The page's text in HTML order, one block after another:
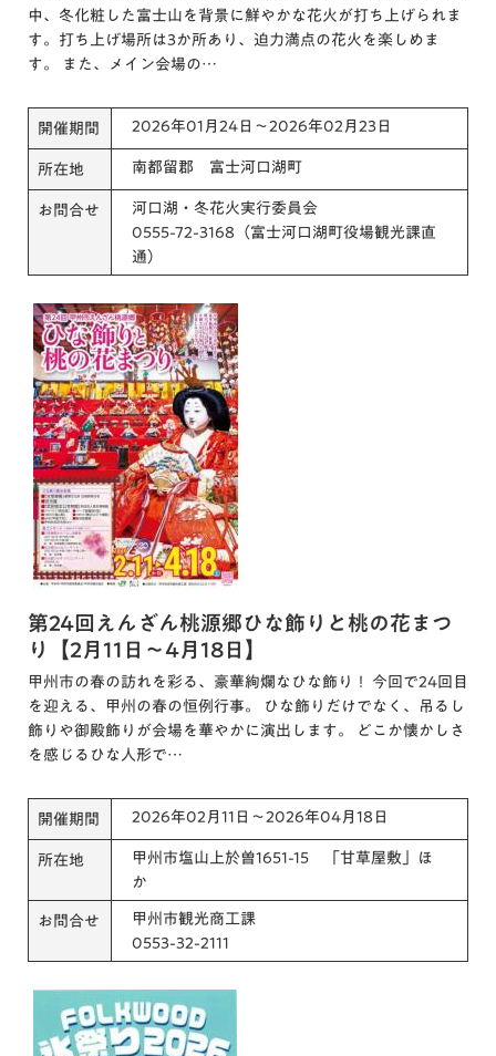
中、冬化粧した富士山を背景に鮮やかな花火が打ち上げられま
す。打ち上げ場所は3か所あり、迫力満点の花火を楽しめま
す。 また、メイン会場の…
開催期間 2026年01月24日～2026年02月23日
所在地 南都留郡 富士河口湖町
お問合せ
河口湖・冬花火実行委員会
0555-72-3168（富士河口湖町役場観光課直
通）
第24回えんざん桃源郷ひな飾りと桃の花まつ
り【2月11日～4月18日】
甲州市の春の訪れを彩る、豪華絢爛なひな飾り！ 今回で24回目
を迎える、甲州の春の恒例行事。 ひな飾りだけでなく、吊るし
飾りや御殿飾りが会場を華やかに演出します。 どこか懐かしさ
を感じるひな人形で…
開催期間 2026年02月11日～2026年04月18日
所在地
甲州市塩山上於曽1651-15 「甘草屋敷」ほ
か
お問合せ
甲州市観光商工課
0553-32-2111